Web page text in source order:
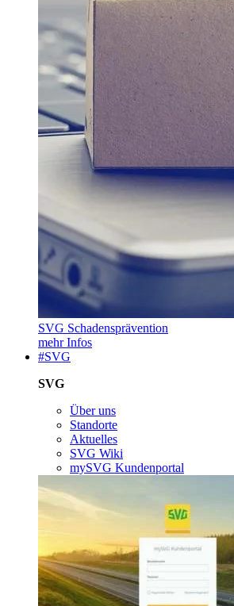
SVG Schadensprävention
mehr Infos
#SVG
SVG
Über uns
Standorte
Aktuelles
SVG Wiki
mySVG Kundenportal